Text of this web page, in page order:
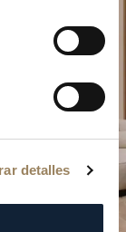
detalles
en una de